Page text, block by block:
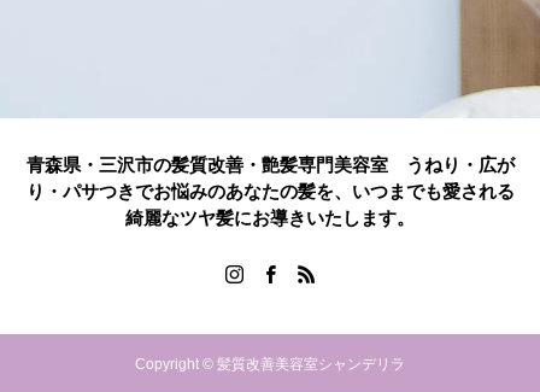
青森県・三沢市の髪質改善・艶髪専門美容室 うねり・広が
り・パサつきでお悩みのあなたの髪を、いつまでも愛される
綺麗なツヤ髪にお導きいたします。
Copyright © 髪質改善美容室シャンデリラ